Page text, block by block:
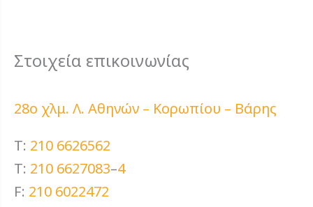
Στοιχεία επικοινωνίας
28ο χλμ. Λ. Αθηνών – Κορωπίου – Βάρης
T: 210 6626562
T: 210 6627083–4
F: 210 6022472